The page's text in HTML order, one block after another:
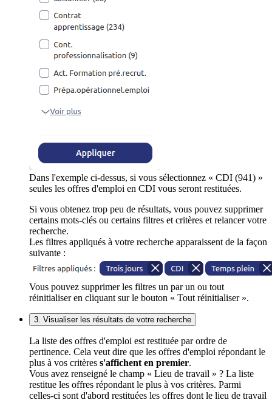
Dans l'exemple ci-dessus, si vous sélectionnez « CDI (941) »
seules les offres d'emploi en CDI vous seront restituées.
Si vous obtenez trop peu de résultats, vous pouvez supprimer
certains mots-clés ou certains filtres et critères et relancer votre
recherche.
Les filtres appliqués à votre recherche apparaissent de la façon
suivante :
Vous pouvez supprimer les filtres un par un ou tout
réinitialiser en cliquant sur le bouton « Tout réinitialiser ».
3. Visualiser les résultats de votre recherche
La liste des offres d'emploi est restituée par ordre de
pertinence. Cela veut dire que les offres d'emploi répondant le
plus à vos critères s'affichent en premier.
Vous avez renseigné le champ « Lieu de travail » ? La liste
restitue les offres répondant le plus à vos critères. Parmi
celles-ci sont d'abord restituées les offres dont le lieu de travail